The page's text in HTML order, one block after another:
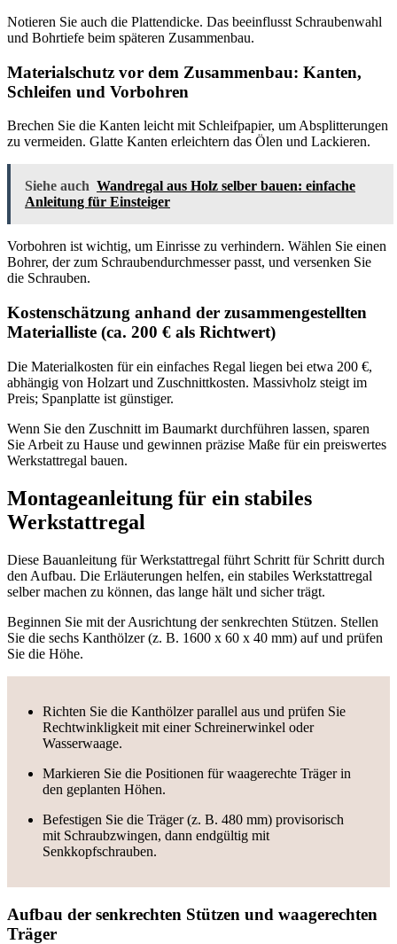
Notieren Sie auch die Plattendicke. Das beeinflusst Schraubenwahl
und Bohrtiefe beim späteren Zusammenbau.
Materialschutz vor dem Zusammenbau: Kanten,
Schleifen und Vorbohren
Brechen Sie die Kanten leicht mit Schleifpapier, um Absplitterungen
zu vermeiden. Glatte Kanten erleichtern das Ölen und Lackieren.
Siehe auch Wandregal aus Holz selber bauen: einfache
Anleitung für Einsteiger
Vorbohren ist wichtig, um Einrisse zu verhindern. Wählen Sie einen
Bohrer, der zum Schraubendurchmesser passt, und versenken Sie
die Schrauben.
Kostenschätzung anhand der zusammengestellten
Materialliste (ca. 200 € als Richtwert)
Die Materialkosten für ein einfaches Regal liegen bei etwa 200 €,
abhängig von Holzart und Zuschnittkosten. Massivholz steigt im
Preis; Spanplatte ist günstiger.
Wenn Sie den Zuschnitt im Baumarkt durchführen lassen, sparen
Sie Arbeit zu Hause und gewinnen präzise Maße für ein preiswertes
Werkstattregal bauen.
Montageanleitung für ein stabiles
Werkstattregal
Diese Bauanleitung für Werkstattregal führt Schritt für Schritt durch
den Aufbau. Die Erläuterungen helfen, ein stabiles Werkstattregal
selber machen zu können, das lange hält und sicher trägt.
Beginnen Sie mit der Ausrichtung der senkrechten Stützen. Stellen
Sie die sechs Kanthölzer (z. B. 1600 x 60 x 40 mm) auf und prüfen
Sie die Höhe.
Richten Sie die Kanthölzer parallel aus und prüfen Sie
Rechtwinkligkeit mit einer Schreinerwinkel oder
Wasserwaage.
Markieren Sie die Positionen für waagerechte Träger in
den geplanten Höhen.
Befestigen Sie die Träger (z. B. 480 mm) provisorisch
mit Schraubzwingen, dann endgültig mit
Senkkopfschrauben.
Aufbau der senkrechten Stützen und waagerechten
Träger